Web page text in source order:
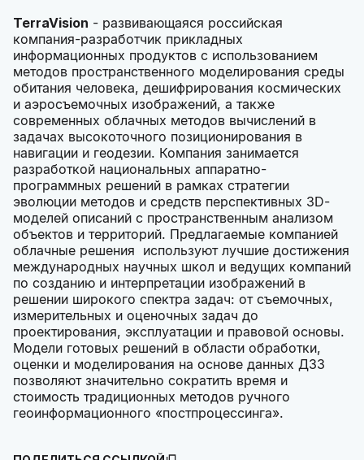
TerraVision - развивающаяся российская
компания-разработчик прикладных
информационных продуктов с использованием
методов пространственного моделирования среды
обитания человека, дешифрирования космических
и аэросъемочных изображений, а также
современных облачных методов вычислений в
задачах высокоточного позиционирования в
навигации и геодезии. Компания занимается
разработкой национальных аппаратно-
программных решений в рамках стратегии
эволюции методов и средств перспективных 3D-
моделей описаний с пространственным анализом
объектов и территорий. Предлагаемые компанией
облачные решения используют лучшие достижения
международных научных школ и ведущих компаний
по созданию и интерпретации изображений в
решении широкого спектра задач: от съемочных,
измерительных и оценочных задач до
проектирования, эксплуатации и правовой основы.
Модели готовых решений в области обработки,
оценки и моделирования на основе данных ДЗЗ
позволяют значительно сократить время и
стоимость традиционных методов ручного
геоинформационного «постпроцессинга».